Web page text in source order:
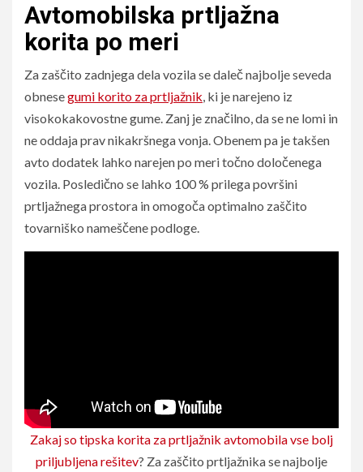
Avtomobilska prtljažna
korita po meri
Za zaščito zadnjega dela vozila se daleč najbolje seveda
obnesegumi korito za prtljažnik, ki je narejeno iz
visokokakovostne gume. Zanj je značilno, da se ne lomi in
ne oddaja prav nikakršnega vonja. Obenem pa je takšen
avto dodatek lahko narejen po meri točno določenega
vozila. Posledično se lahko 100 % prilega površini
prtljažnega prostora in omogoča optimalno zaščito
tovarniško nameščene podloge.
Zakaj so tipska korita za prtljažnik avtomobila vse bolj
priljubljena rešitev? Za zaščito prtljažnika se najbolje